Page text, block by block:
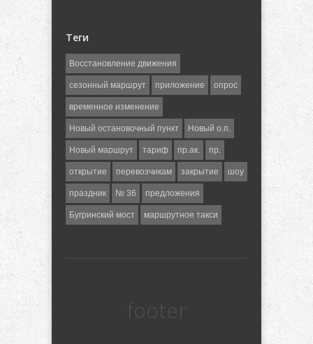
Теги
Восстановление движения
сезонный маршрут приложение опрос
временное изменение
Новый остановочный пункт Новый о.п.
Новый маршрут тариф пр.ак. пр.
открытие перевозчикам закрытие шоу
праздник № 36 предложения
Бугринский мост маршрутное такси
footer